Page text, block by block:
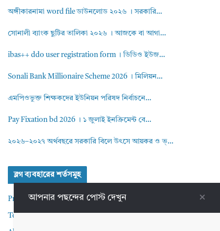
অঙ্গীকারনামা word file ডাউনলোড ২০২৬ । সরকারি...
সোনালী ব্যাংক ছুটির তালিকা ২০২৬ । আজকে বা আগা...
ibas++ ddo user registration form । ডিডিও ইউজ...
Sonali Bank Millionaire Scheme 2026 । মিলিয়ন...
এমপিওভুক্ত শিক্ষকদের ইউনিয়ন পরিষদ নির্বাচনে...
Pay Fixation bd 2026 । ১ জুলাই ইনক্রিমেন্ট বে...
২০২৬–২০২৭ অর্থবছরে সরকারি বিলে উৎসে আয়কর ও ভ্...
ব্লগ ব্যবহারের শর্তসমুহ
Privacy Policy
Terms and Conditions
আপনার পছন্দের পোস্ট দেখুন